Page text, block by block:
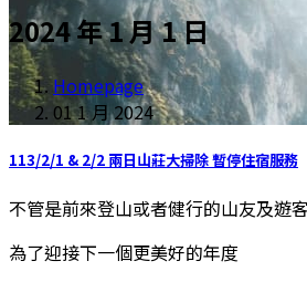
2024 年 1 月 1 日
Homepage
01 1 月 2024
113/2/1 & 2/2 兩日山莊大掃除 暫停住宿服務
不管是前來登山或者健行的山友及遊
為了迎接下一個更美好的年度